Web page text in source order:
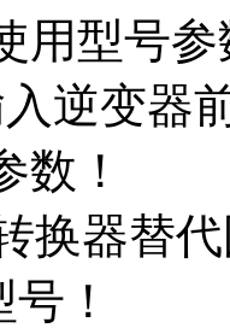
用型号参
逆变器
数！
换器替
！